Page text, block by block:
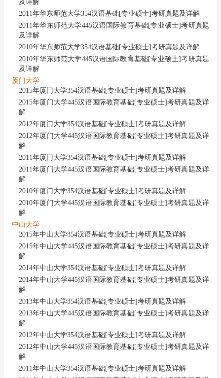
及详解
2011年华东师范大学354汉语基础[专业硕士]考研真题及详解
2011年华东师范大学445汉语国际教育基础[专业硕士]考研真题
及详解
2010年华东师范大学354汉语基础[专业硕士]考研真题及详解
2010年华东师范大学445汉语国际教育基础[专业硕士]考研真题
及详解
厦门大学
2015年厦门大学354汉语基础[专业硕士]考研真题及详解
2015年厦门大学445汉语国际教育基础[专业硕士]考研真题及详
解
2012年厦门大学354汉语基础[专业硕士]考研真题及详解
2012年厦门大学445汉语国际教育基础[专业硕士]考研真题及详
解
2011年厦门大学354汉语基础[专业硕士]考研真题及详解
2011年厦门大学445汉语国际教育基础[专业硕士]考研真题及详
解
2010年厦门大学354汉语基础[专业硕士]考研真题及详解
2010年厦门大学445汉语国际教育基础[专业硕士]考研真题及详
解
中山大学
2015年中山大学354汉语基础[专业硕士]考研真题及详解
2015年中山大学445汉语国际教育基础[专业硕士]考研真题及详
解
2014年中山大学354汉语基础[专业硕士]考研真题及详解
2014年中山大学445汉语国际教育基础[专业硕士]考研真题及详
解
2013年中山大学354汉语基础[专业硕士]考研真题及详解
2013年中山大学445汉语国际教育基础[专业硕士]考研真题及详
解
2012年中山大学354汉语基础[专业硕士]考研真题及详解
2012年中山大学445汉语国际教育基础[专业硕士]考研真题及详
解
2011年中山大学354汉语基础[专业硕士]考研真题及详解